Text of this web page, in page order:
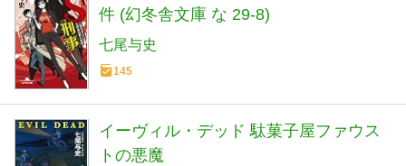
件 (幻冬舎文庫 な 29-8)
七尾与史
145
イーヴィル・デッド 駄菓子屋ファウス
トの悪魔